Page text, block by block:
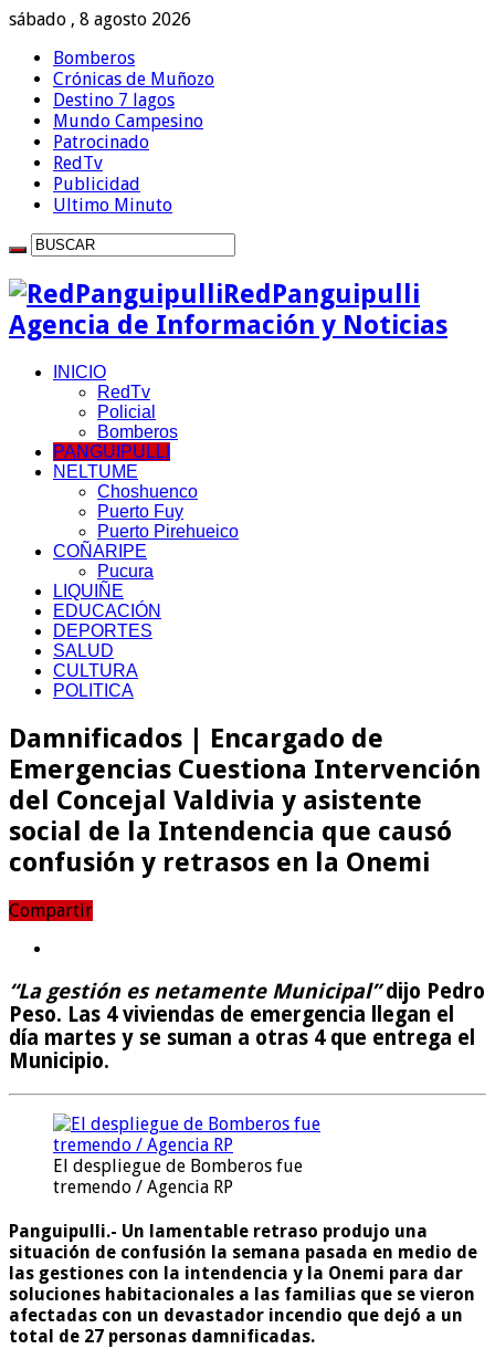
sábado , 8 agosto 2026
Bomberos
Crónicas de Muñozo
Destino 7 lagos
Mundo Campesino
Patrocinado
RedTv
Publicidad
Ultimo Minuto
RedPanguipulli
Agencia de Información y Noticias
INICIO
RedTv
Policial
Bomberos
PANGUIPULLI
NELTUME
Choshuenco
Puerto Fuy
Puerto Pirehueico
COÑARIPE
Pucura
LIQUIÑE
EDUCACIÓN
DEPORTES
SALUD
CULTURA
POLITICA
Damnificados | Encargado de
Emergencias Cuestiona Intervención
del Concejal Valdivia y asistente
social de la Intendencia que causó
confusión y retrasos en la Onemi
Compartir
“La gestión es netamente Municipal”dijo Pedro
Peso. Las 4 viviendas de emergencia llegan el
día martes y se suman a otras 4 que entrega el
Municipio.
El despliegue de Bomberos fue
tremendo / Agencia RP
Panguipulli.- Un lamentable retraso produjo una
situación de confusión la semana pasada en medio de
las gestiones con la intendencia y la Onemi para dar
soluciones habitacionales a las familias que se vieron
afectadas con un devastador incendio que dejó a un
total de 27 personas damnificadas.